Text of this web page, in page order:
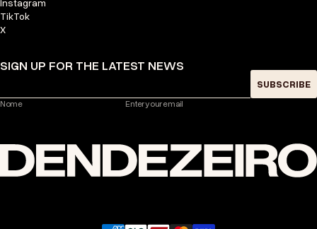
TikTok
X
SIGN UP FOR THE LATEST NEWS
Nome Enter your email
SUBSCRIBE